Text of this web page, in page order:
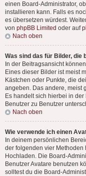
einen Board-Administrator,
installieren kann. Falls es
es übersetzen würdest.
von phpBB Limited oder auf
Nach oben
Was sind das für Bilder, die
In der Beitragsansicht
Eines dieser Bilder ist meist
Kästchen oder Punkte, die
angeben. Das andere, meist
Es handelt sich hierbei in
Benutzer zu Benutzer
Nach oben
Wie verwende ich einen
In deinem persönlichen
der folgenden vier Methoden
Hochladen. Die Board-
Benutzer Avatare benutzen
solltest du die Board-